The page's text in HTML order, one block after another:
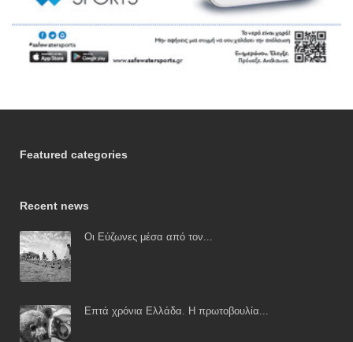
Featured categories
Recent news
Οι Εύζωνες μέσα από τον...
Επτά χρόνια Ελλάδα. Η πρωτοβουλία...